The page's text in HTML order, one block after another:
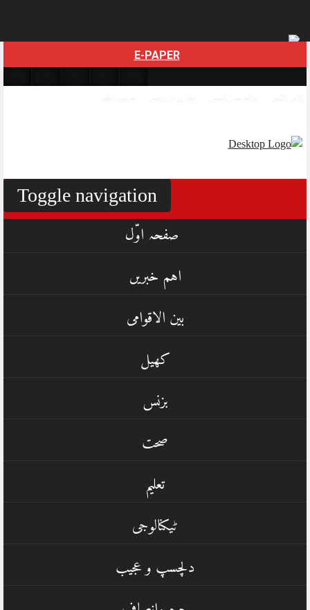
to
E-PAPER
Toggle navigation
صفحہ اوّل
اہم خبریں
بین الاقوامی
کھیل
بزنس
صحت
تعلیم
ٹیکنالوجی
دلچسپ و عجیب